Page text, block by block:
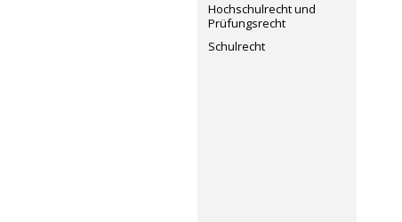
Hochschulrecht und
Prüfungsrecht
Schulrecht